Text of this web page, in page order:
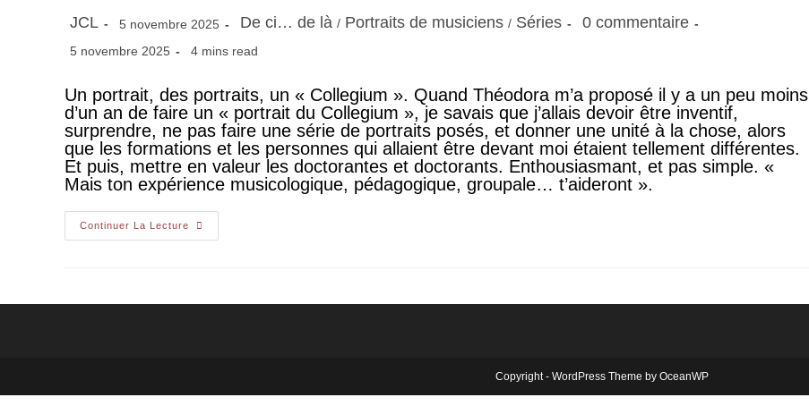
JCL 5 novembre 2025 De ci… de là / Portraits de musiciens / Séries 0 commentaire
5 novembre 2025 4 mins read
Un portrait, des portraits, un « Collegium ». Quand Théodora m’a proposé il y a un peu moins
d’un an de faire un « portrait du Collegium », je savais que j’allais devoir être inventif,
surprendre, ne pas faire une série de portraits posés, et donner une unité à la chose, alors
que les formations et les personnes qui allaient être devant moi étaient tellement différentes.
Et puis, mettre en valeur les doctorantes et doctorants. Enthousiasmant, et pas simple. «
Mais ton expérience musicologique, pédagogique, groupale… t’aideront ».
Continuer La Lecture
Copyright - WordPress Theme by OceanWP